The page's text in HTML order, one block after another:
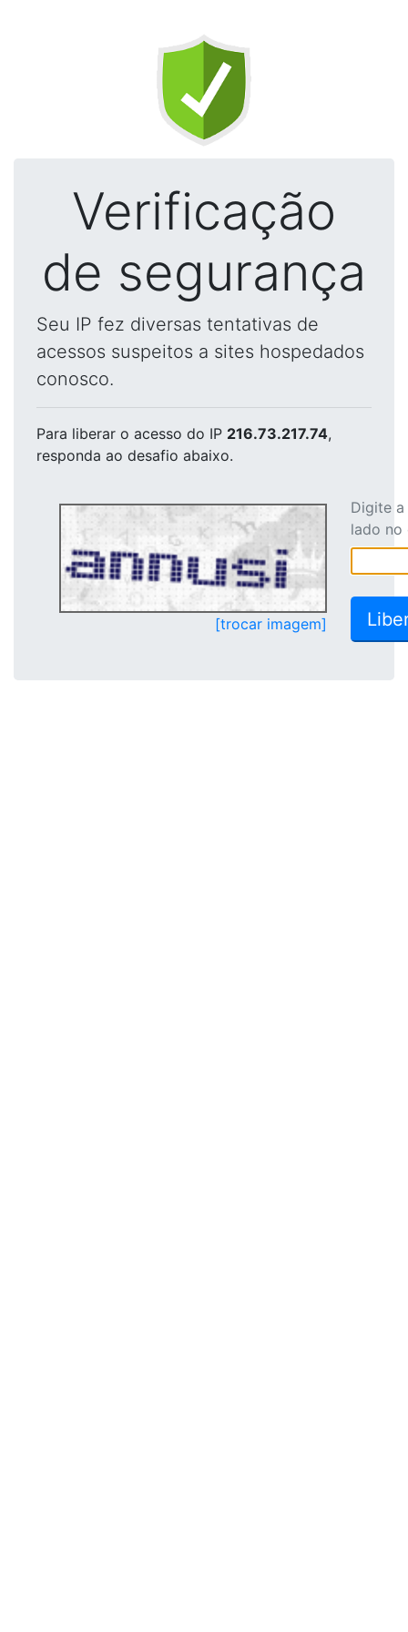
Verificação
de segurança
Seu IP fez diversas tentativas de
acessos suspeitos a sites hospedados
conosco.
Para liberar o acesso do IP 216.73.217.74,
responda ao desafio abaixo.
[trocar imagem]
Digite
lado no